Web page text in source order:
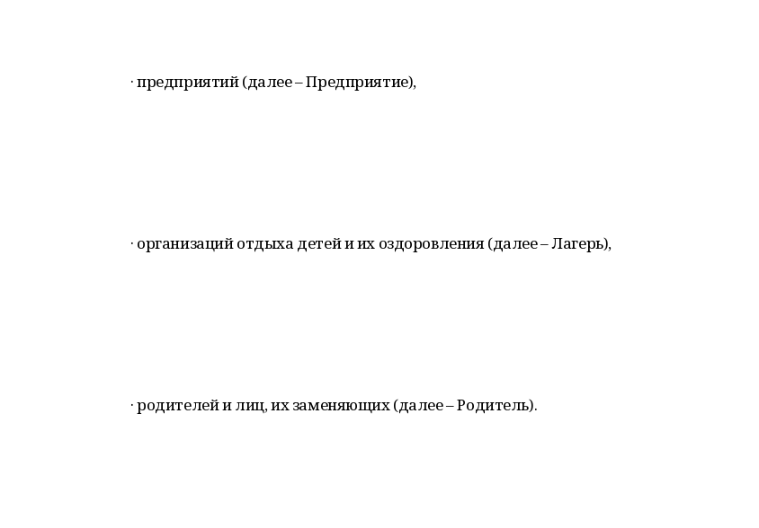
· предприятий (далее – Предприятие),
· организаций отдыха детей и их оздоровления (далее – Лагерь),
· родителей и лиц, их заменяющих (далее – Родитель).